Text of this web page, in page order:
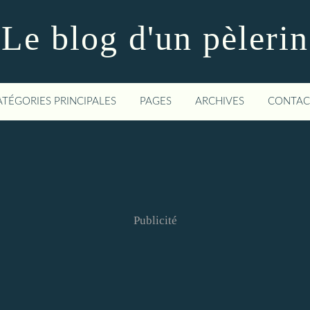
Le blog d'un pèlerin
PRINCIPALES PAGES ARCHIVES
Publicité